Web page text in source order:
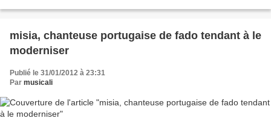
misia, chanteuse portugaise de fado tendant à le
moderniser
Publié le 31/01/2012 à 23:31
Par musicali